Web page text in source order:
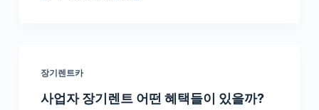
장기렌트카
사업자 장기렌트 어떤 혜택들이 있을까?